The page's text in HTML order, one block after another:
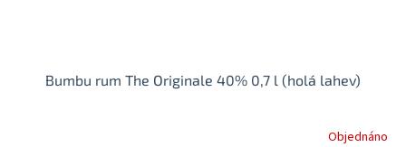
Bumbu rum The Originale 40% 0,7 l (holá lahev)
Objednáno